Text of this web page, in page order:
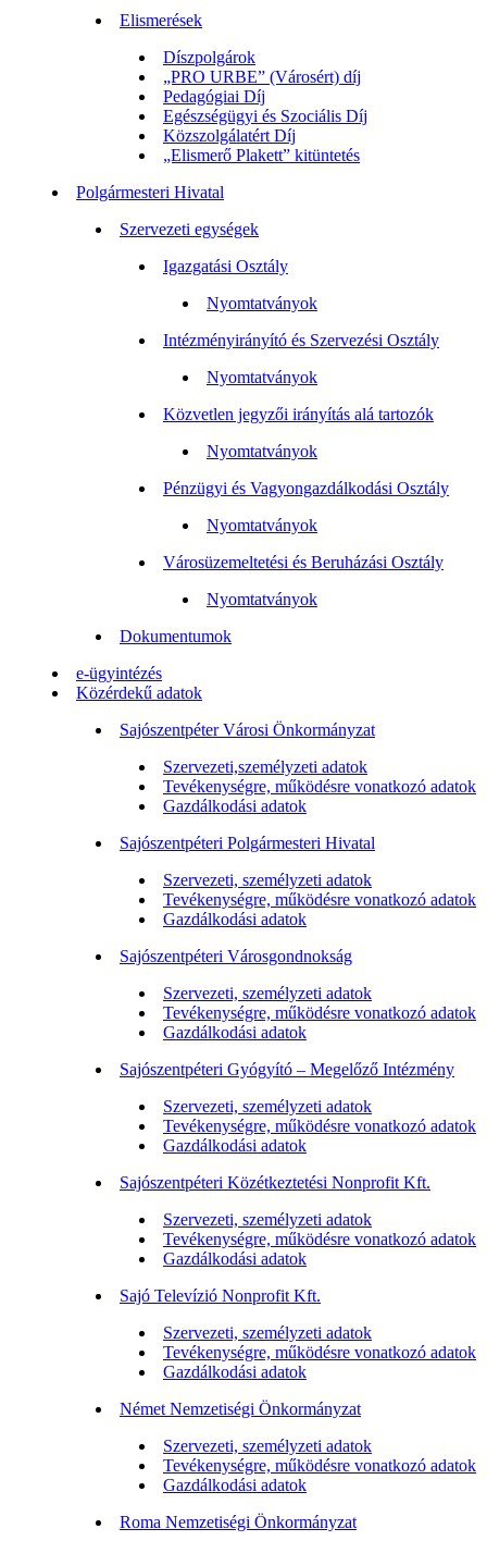
Elismerések
Díszpolgárok
„PRO URBE” (Városért) díj
Pedagógiai Díj
Egészségügyi és Szociális Díj
Közszolgálatért Díj
„Elismerő Plakett” kitüntetés
Polgármesteri Hivatal
Szervezeti egységek
Igazgatási Osztály
Nyomtatványok
Intézményirányító és Szervezési Osztály
Nyomtatványok
Közvetlen jegyzői irányítás alá tartozók
Nyomtatványok
Pénzügyi és Vagyongazdálkodási Osztály
Nyomtatványok
Városüzemeltetési és Beruházási Osztály
Nyomtatványok
Dokumentumok
e-ügyintézés
Közérdekű adatok
Sajószentpéter Városi Önkormányzat
Szervezeti,személyzeti adatok
Tevékenységre, működésre vonatkozó adatok
Gazdálkodási adatok
Sajószentpéteri Polgármesteri Hivatal
Szervezeti, személyzeti adatok
Tevékenységre, működésre vonatkozó adatok
Gazdálkodási adatok
Sajószentpéteri Városgondnokság
Szervezeti, személyzeti adatok
Tevékenységre, működésre vonatkozó adatok
Gazdálkodási adatok
Sajószentpéteri Gyógyító – Megelőző Intézmény
Szervezeti, személyzeti adatok
Tevékenységre, működésre vonatkozó adatok
Gazdálkodási adatok
Sajószentpéteri Közétkeztetési Nonprofit Kft.
Szervezeti, személyzeti adatok
Tevékenységre, működésre vonatkozó adatok
Gazdálkodási adatok
Sajó Televízió Nonprofit Kft.
Szervezeti, személyzeti adatok
Tevékenységre, működésre vonatkozó adatok
Gazdálkodási adatok
Német Nemzetiségi Önkormányzat
Szervezeti, személyzeti adatok
Tevékenységre, működésre vonatkozó adatok
Gazdálkodási adatok
Roma Nemzetiségi Önkormányzat